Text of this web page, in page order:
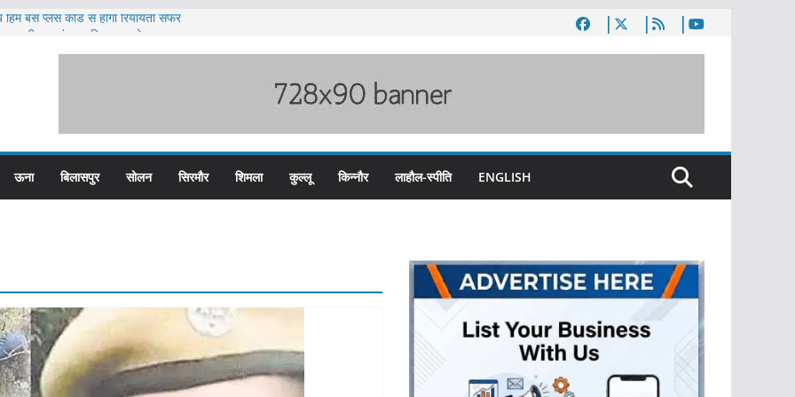
बस प्लस कार्ड से होगा रियायती सफर
के लिए आवेदन आमंत्रित
ऊना बिलासपुर सोलन सिरमौर शिमला कुल्लू किन्नौर लाहौल-स्पीति ENGLISH